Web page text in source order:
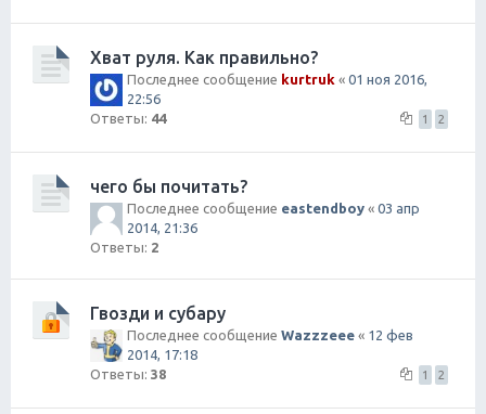
Хват руля. Как правильно?
Последнее сообщение kurtruk « 01 ноя 2016,
22:56
Ответы: 44 1 2
чего бы почитать?
Последнее сообщение eastendboy « 03 апр
2014, 21:36
Ответы: 2
Гвозди и субару
Последнее сообщение Wazzzeee « 12 фев
2014, 17:18
Ответы: 38 1 2